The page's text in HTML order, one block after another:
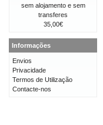
sem alojamento e sem
transferes
35,00€
Informações
Envios
Privacidade
Termos de Utilização
Contacte-nos